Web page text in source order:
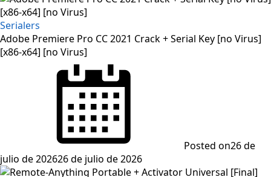
Serialers
Adobe Premiere Pro CC 2021 Crack + Serial Key [no Virus]
[x86-x64] [no Virus]
Posted on26 de
julio de 202626 de julio de 2026